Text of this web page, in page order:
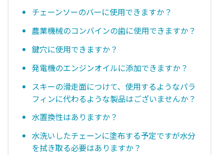
チェーンソーのバーに使用できますか？
農業機械のコンバインの歯に使用できますか？
鍵穴に使用できますか？
発電機のエンジンオイルに添加できますか？
スキーの滑走面につけて、使用するようなパラ
フィンに代わるような製品はございませんか？
水置換性はありますか？
水洗いしたチェーンに塗布する予定ですが水分
を拭き取る必要はありますか？